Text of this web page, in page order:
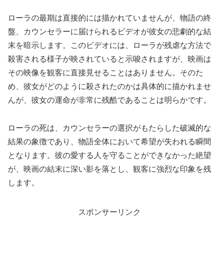
ローラの最期は直接的には描かれていませんが、物語の終
盤、カウンセラーに届けられるビデオが彼女の悲劇的な結
末を暗示します。このビデオには、ローラが残虐な方法で
殺害される様子が映されていると示唆されますが、映画は
その映像を観客に直接見せることはありません。そのた
め、彼女がどのように殺されたのかは具体的に描かれませ
んが、彼女の運命が非常に残酷であることは明らかです。
ローラの死は、カウンセラーの選択がもたらした破滅的な
結果の象徴であり、物語全体において希望が失われる瞬間
となります。彼の愛する人を守ることができなかった絶望
が、映画の結末に深い影を落とし、観客に強烈な印象を残
します。
スポンサーリンク